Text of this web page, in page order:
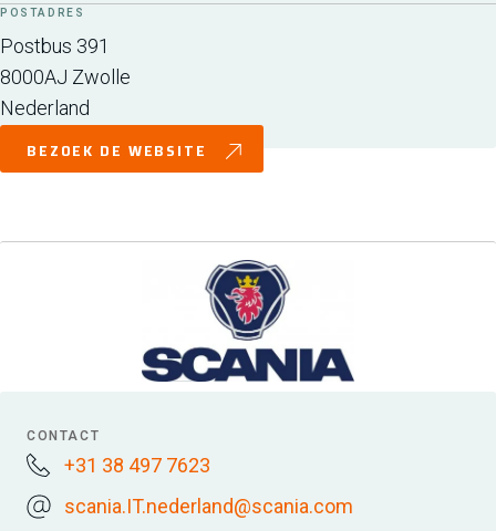
POSTADRES
Postbus 391
8000AJ Zwolle
Nederland
BEZOEK DE WEBSITE
CONTACT
+31 38 497 7623
scania.IT.nederland@scania.com